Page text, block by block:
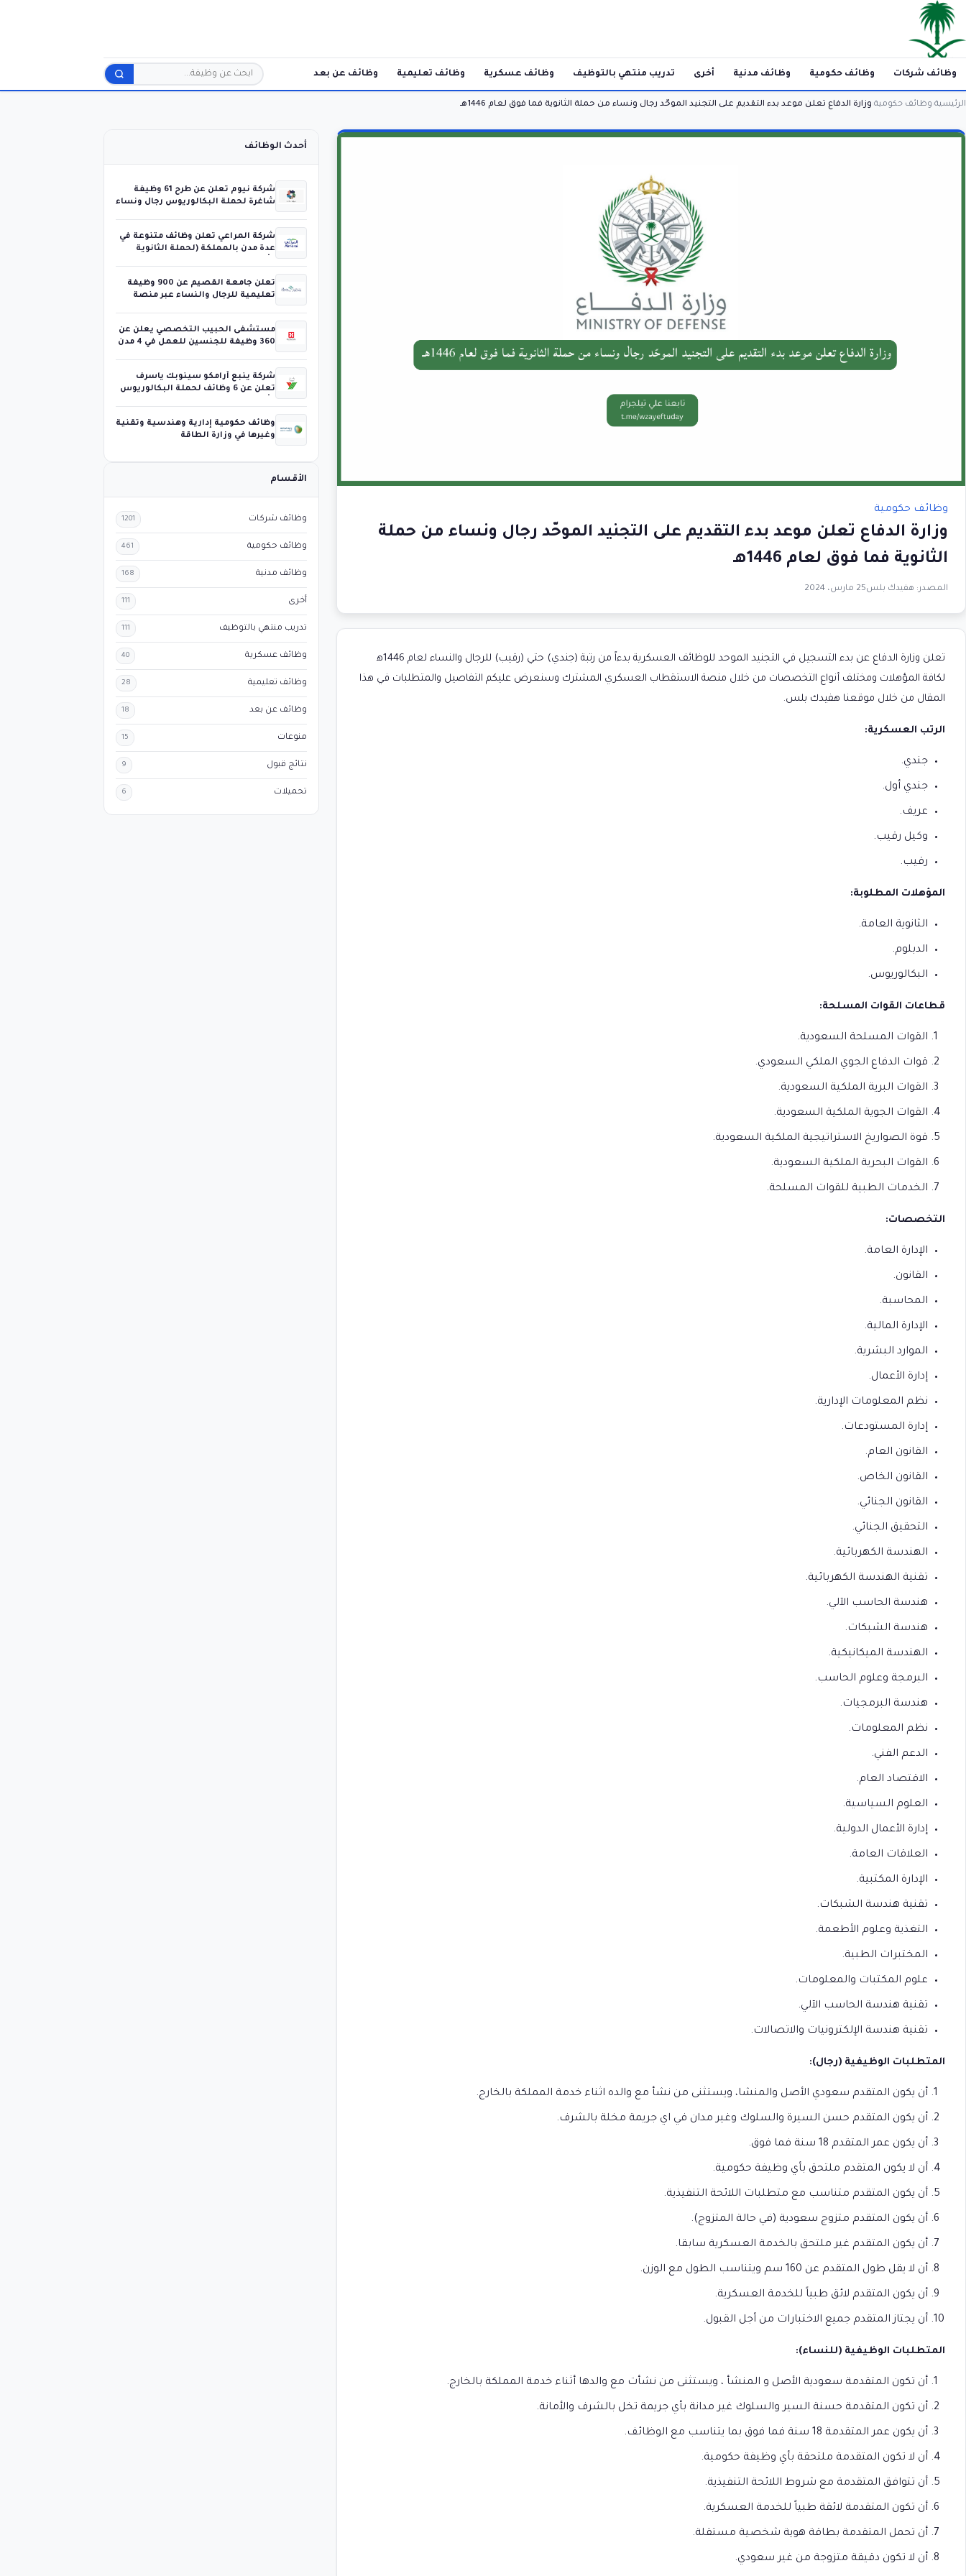
وظائف شركات وظائف حكومية وظائف مدنية أخرى تدريب منتهي بالتوظيف وظائف عسكرية وظائف تعليمية وظائف عن بعد
الرئيسية وظائف حكومية وزارة الدفاع تعلن موعد بدء التقديم على التجنيد الموحّد رجال ونساء من حملة الثانوية فما فوق لعام 1446هـ
وظائف حكومية
وزارة الدفاع تعلن موعد بدء التقديم على التجنيد الموحّد رجال ونساء من حملة
الثانوية فما فوق لعام 1446هـ
المصدر: هفيدك بلس25 مارس، 2024
تعلن وزارة الدفاع عن بدء التسجيل في التجنيد الموحد للوظائف العسكرية بدءاً من رتبة (جندي) حتي (رقيب) للرجال والنساء لعام 1446ه‍
لكافة المؤهلات ومختلف أنواع التخصصات من خلال منصة الاستقطاب العسكري المشترك وسنعرض عليكم التفاصيل والمتطلبات في هذا
المقال من خلال موقعنا هفيدك بلس.
الرتب العسكرية:
جندي.
جندي أول.
عريف.
وكيل رقيب.
رقيب.
المؤهلات المطلوبة:
الثانوية العامة.
الدبلوم.
البكالوريوس.
قطاعات القوات المسلحة:
القوات المسلحة السعودية.
قوات الدفاع الجوي الملكي السعودي.
القوات البرية الملكية السعودية.
القوات الجوية الملكية السعودية.
قوة الصواريخ الاستراتيجية الملكية السعودية.
القوات البحرية الملكية السعودية.
الخدمات الطبية للقوات المسلحة.
التخصصات:
الإدارة العامة.
القانون.
المحاسبة.
الإدارة المالية.
الموارد البشرية.
إدارة الأعمال.
نظم المعلومات الإدارية.
إدارة المستودعات.
القانون العام.
القانون الخاص.
القانون الجنائي.
التحقيق الجنائي.
الهندسة الكهربائية.
تقنية الهندسة الكهربائية.
هندسة الحاسب الآلي.
هندسة الشبكات.
الهندسة الميكانيكية.
البرمجة وعلوم الحاسب.
هندسة البرمجيات.
نظم المعلومات.
الدعم الفني.
الاقتصاد العام.
العلوم السياسية.
إدارة الأعمال الدولية.
العلاقات العامة.
الإدارة المكتبية.
تقنية هندسة الشبكات.
التغذية وعلوم الأطعمة.
المختبرات الطبية.
علوم المكتبات والمعلومات.
تقنية هندسة الحاسب الآلي.
تقنية هندسة الإلكترونيات والاتصالات.
المتطلبات الوظيفية (رجال):
أن يكون المتقدم سعودي الأصل والمنشا، ويستثنى من نشأ مع والده اثناء خدمة المملكة بالخارج.
أن يكون المتقدم حسن السيرة والسلوك وغير مدان في اي جريمة مخلة بالشرف.
أن يكون عمر المتقدم 18 سنة فما فوق.
أن لا يكون المتقدم ملتحق بأي وظيفة حكومية.
أن يكون المتقدم متناسب مع متطلبات اللائحة التنفيذية.
أن يكون المتقدم متزوج سعودية (في حالة المتزوج).
أن يكون المتقدم غير ملتحق بالخدمة العسكرية سابقا.
أن لا يقل طول المتقدم عن 160 سم ويتناسب الطول مع الوزن.
أن يكون المتقدم لائق طبياً للخدمة العسكرية.
أن يجتاز المتقدم جميع الاختبارات من أجل القبول.
المتطلبات الوظيفية (للنساء):
أن تكون المتقدمة سعودية الأصل و المنشأ ، ويستثنى من نشأت مع والدها أثناء خدمة المملكة بالخارج.
أن تكون المتقدمة حسنة السير والسلوك غير مدانة بأي جريمة تخل بالشرف والأمانة.
أن يكون عمر المتقدمة 18 سنة فما فوق بما يتناسب مع الوظائف.
أن لا تكون المتقدمة ملتحقة بأي وظيفة حكومية.
أن تتوافق المتقدمة مع شروط اللائحة التنفيذية.
أن تكون المتقدمة لائقة طبياً للخدمة العسكرية.
أن تحمل المتقدمة بطاقة هوية شخصية مستقلة.
أن لا تكون دقيقة متزوجة من غير سعودي.
أحدث الوظائف
شركة نيوم تعلن عن طرح 61 وظيفة
شاغرة لحملة البكالوريوس رجال ونساء
شركة المراعي تعلن وظائف متنوعة في
عدة مدن بالمملكة (لحملة الثانوية
تعلن جامعة القصيم عن 900 وظيفة
تعليمية للرجال والنساء عبر منصة
مستشفى الحبيب التخصصي يعلن عن
360 وظيفة للجنسين للعمل في 4 مدن
شركة ينبع أرامكو سينوبك ياسرف
تعلن عن 6 وظائف لحملة البكالوريوس
وظائف حكومية إدارية وهندسية وتقنية
وغيرها في وزارة الطاقة
الأقسام
وظائف شركات 1201
وظائف حكومية 461
وظائف مدنية 168
أخرى 111
تدريب منتهي بالتوظيف 111
وظائف عسكرية 40
وظائف تعليمية 28
وظائف عن بعد 18
منوعات 15
نتائج قبول 9
تحميلات 6